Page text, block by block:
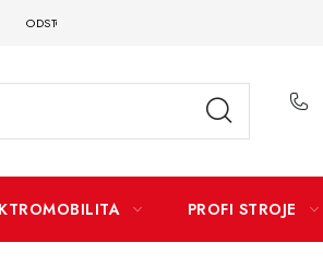
ODSTOUPENÍ OD SMLOUVY
PROFI STROJE